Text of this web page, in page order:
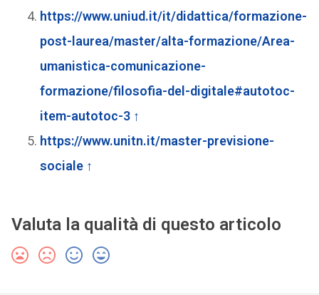
https://www.uniud.it/it/didattica/formazione-
post-laurea/master/alta-formazione/Area-
umanistica-comunicazione-
formazione/filosofia-del-digitale#autotoc-
item-autotoc-3 ↑
https://www.unitn.it/master-previsione-
sociale ↑
Valuta la qualità di questo articolo